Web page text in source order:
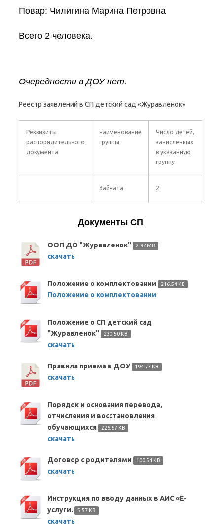
Повар: Чилигина Марина Петровна
Всего 2 человека.
Очередности в ДОУ нет.
Реестр заявлений в СП детский сад «Журавленок»
Реквизиты
распорядительного
документа
наименование
группы
Число детей,
зачисленных
в указанную
группу
Зайчата 2
Документы СП
ООП ДО "Журавленок" 2.92 MB
скачать
Положение о комплектовании 216.54 KB
Положение о комплектовании
Положение о СП детский сад
"Журавленок"
230.50 KB
скачать
Правила приема в ДОУ 194.77 KB
скачать
Порядок и основания перевода,
отчисления и восстановления
обучающихся
226.67 KB
скачать
Договор с родителями 100.54 KB
скачать
Инструкция по вводу данных в АИС «Е-
услуги.
5.57 KB
скачать